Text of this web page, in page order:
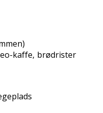
kaffe, brødrister